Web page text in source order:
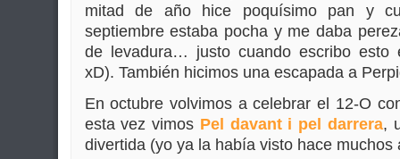
mitad de año hice poquísimo pan y
septiembre estaba pocha y me daba
de levadura… justo cuando escribo esto
xD). También hicimos una escapada a
En octubre volvimos a celebrar el 12-O
esta vez vimos Pel davant i pel darrera,
divertida (yo ya la había visto hace muchos